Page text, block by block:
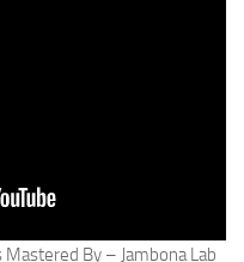
By – Jambona Lab